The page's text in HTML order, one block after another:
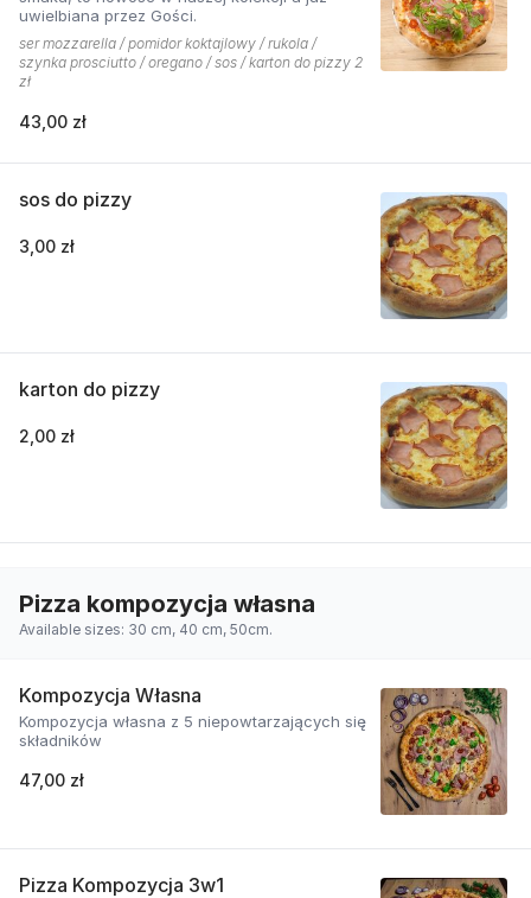
uwielbiana przez Gości.
ser mozzarella / pomidor koktajlowy / rukola /
szynka prosciutto / oregano / sos / karton do pizzy 2
zł
43,00 zł
sos do pizzy
3,00 zł
karton do pizzy
2,00 zł
Pizza kompozycja własna
Available sizes: 30 cm, 40 cm, 50cm.
Kompozycja Własna
Kompozycja własna z 5 niepowtarzających się
składników
47,00 zł
Pizza Kompozycja 3w1